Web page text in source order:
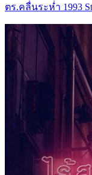
ตร.คลื่นระห่ำ 1993